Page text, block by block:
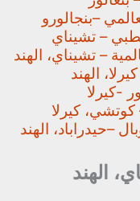
–بنجالورو
– تشيناي
– تشيناي، الهند
الهند
-كيرلا
كيرلا
–حيدراباد، الهند
الهند